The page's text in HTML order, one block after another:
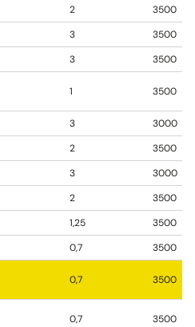
2
3500
3
3500
3 3500
1 3500
3
3000
2
3500
3
3000
2
3500
1,25
3500
0,7 3500
0,7 3500
0,7 3500